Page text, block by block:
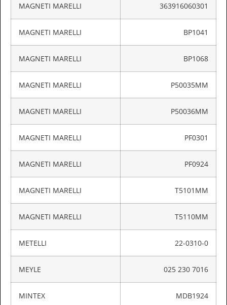
MAGNETI MARELLI 363916060301
MAGNETI MARELLI BP1041
MAGNETI MARELLI BP1068
MAGNETI MARELLI P50035MM
MAGNETI MARELLI P50036MM
MAGNETI MARELLI PF0301
MAGNETI MARELLI PF0924
MAGNETI MARELLI T5101MM
MAGNETI MARELLI T5110MM
METELLI 22-0310-0
MEYLE 025 230 7016
MINTEX MDB1924